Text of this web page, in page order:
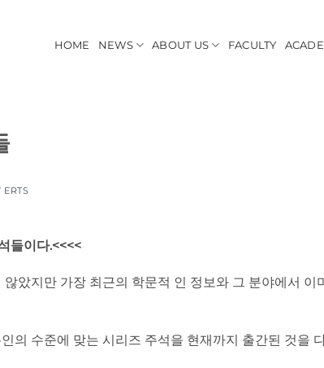
HOME NEWS ABOUT US FACULTY
ERTS
들이다.<<<<
았지만 가장 최근의 학문적 인 정보와 그 분야에서
의 수준에 맞는 시리즈 주석을 현재까지 출간된 것을